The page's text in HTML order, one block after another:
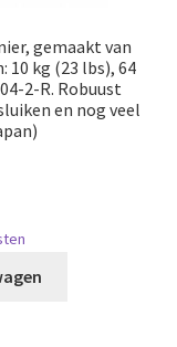
gemaakt van
10 kg (23 lbs), 64
2-R. Robuust
en nog veel